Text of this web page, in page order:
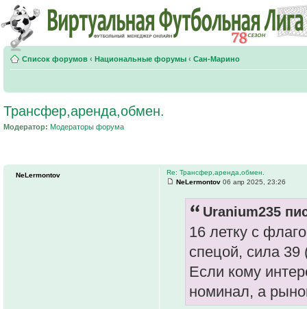
Список форумов ‹ Национальные форумы ‹ Сан-Марино
Трансфер,аренда,обмен.
Модератор: Модераторы форума
Re: Трансфер,аренда,обмен.
NeLermontov 06 апр 2025, 23:26
Uranium235
16 летку с
спецой, сила 39
Если кому
номинал, а
NeLermontov